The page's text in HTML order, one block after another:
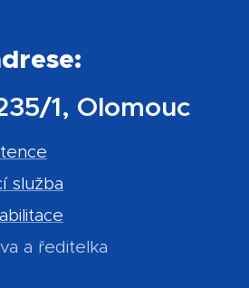
1, Olomouc
služba
a ředitelka